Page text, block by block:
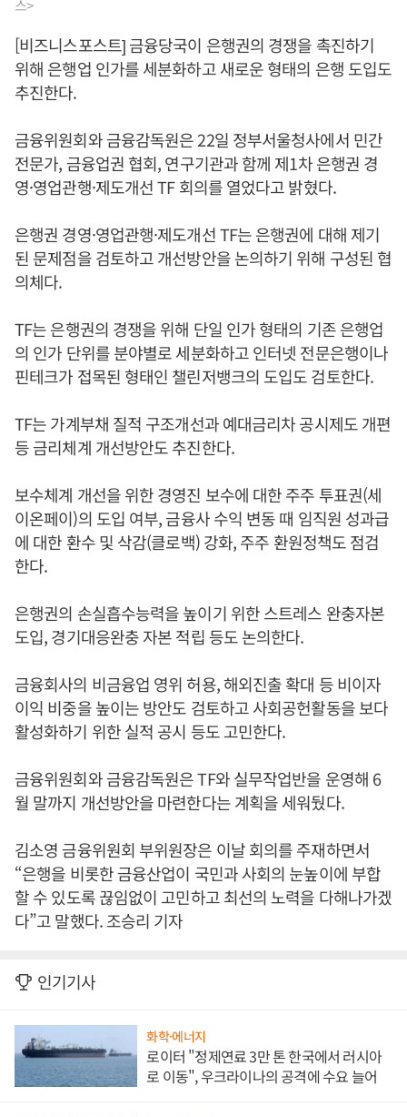
스>
[비즈니스포스트] 금융당국이 은행권의 경쟁을 촉진하기
위해 은행업 인가를 세분화하고 새로운 형태의 은행 도입도
추진한다.
금융위원회와 금융감독원은 22일 정부서울청사에서 민간
전문가, 금융업권 협회, 연구기관과 함께 제1차 은행권 경
영·영업관행·제도개선 TF 회의를 열었다고 밝혔다.
은행권 경영·영업관행·제도개선 TF는 은행권에 대해 제기
된 문제점을 검토하고 개선방안을 논의하기 위해 구성된 협
의체다.
TF는 은행권의 경쟁을 위해 단일 인가 형태의 기존 은행업
의 인가 단위를 분야별로 세분화하고 인터넷 전문은행이나
핀테크가 접목된 형태인 챌린저뱅크의 도입도 검토한다.
TF는 가계부채 질적 구조개선과 예대금리차 공시제도 개편
등 금리체계 개선방안도 추진한다.
보수체계 개선을 위한 경영진 보수에 대한 주주 투표권(세
이온페이)의 도입 여부, 금융사 수익 변동 때 임직원 성과급
에 대한 환수 및 삭감(클로백) 강화, 주주 환원정책도 점검
한다.
은행권의 손실흡수능력을 높이기 위한 스트레스 완충자본
도입, 경기대응완충 자본 적립 등도 논의한다.
금융회사의 비금융업 영위 허용, 해외진출 확대 등 비이자
이익 비중을 높이는 방안도 검토하고 사회공헌활동을 보다
활성화하기 위한 실적 공시 등도 고민한다.
금융위원회와 금융감독원은 TF와 실무작업반을 운영해 6
월 말까지 개선방안을 마련한다는 계획을 세워뒀다.
김소영 금융위원회 부위원장은 이날 회의를 주재하면서
“은행을 비롯한 금융산업이 국민과 사회의 눈높이에 부합
할 수 있도록 끊임없이 고민하고 최선의 노력을 다해나가겠
다”고 말했다. 조승리 기자
인기기사
화학·에너지
로이터 "정제연료 3만 톤 한국에서 러시아
로 이동", 우크라이나의 공격에 수요 늘어